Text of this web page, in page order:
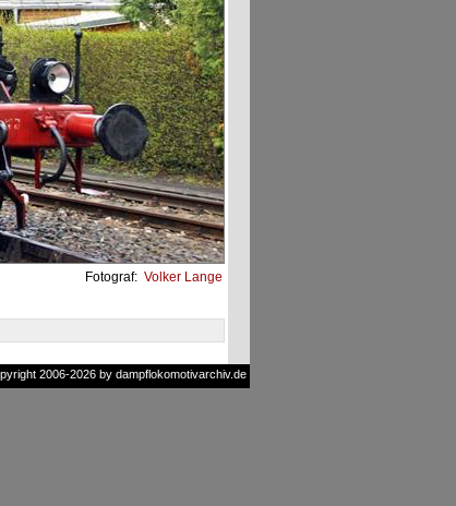
Fotograf: Volker Lange
2006-2026 by dampflokomotivarchiv.de